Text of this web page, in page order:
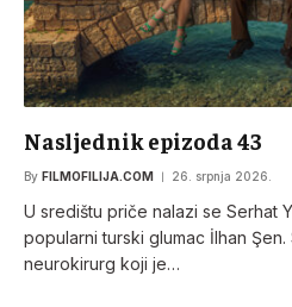
Nasljednik epizoda 43
By FILMOFILIJA.COM 26. srpnja 2026.
U središtu priče nalazi se Serhat
popularni turski glumac İlhan
neurokirurg koji je…